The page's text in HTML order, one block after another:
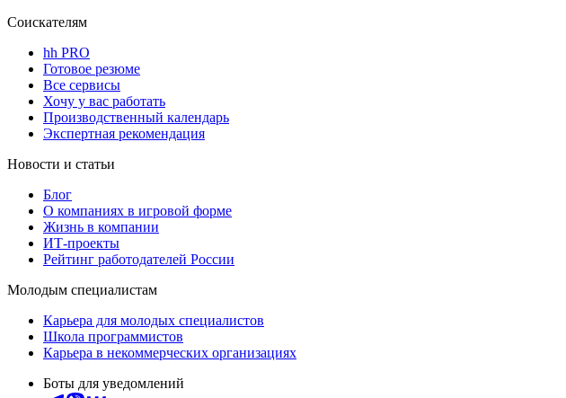
Соискателям
hh PRO
Готовое резюме
Все сервисы
Хочу у вас работать
Производственный календарь
Экспертная рекомендация
Новости и статьи
Блог
О компаниях в игровой форме
Жизнь в компании
ИТ-проекты
Рейтинг работодателей России
Молодым специалистам
Карьера для молодых специалистов
Школа программистов
Карьера в некоммерческих организациях
Боты для уведомлений